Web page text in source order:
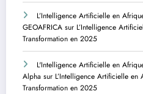
L’Intelligence Artificielle en
GEOAFRICA sur L’Intelligence
Transformation en 2025
L'Intelligence Artificielle en
Alpha sur L’Intelligence Artificielle
Transformation en 2025